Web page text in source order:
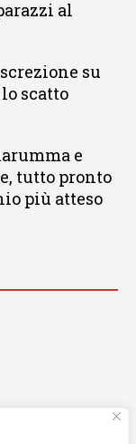
al
su
scatto
e
tutto pronto
più atteso